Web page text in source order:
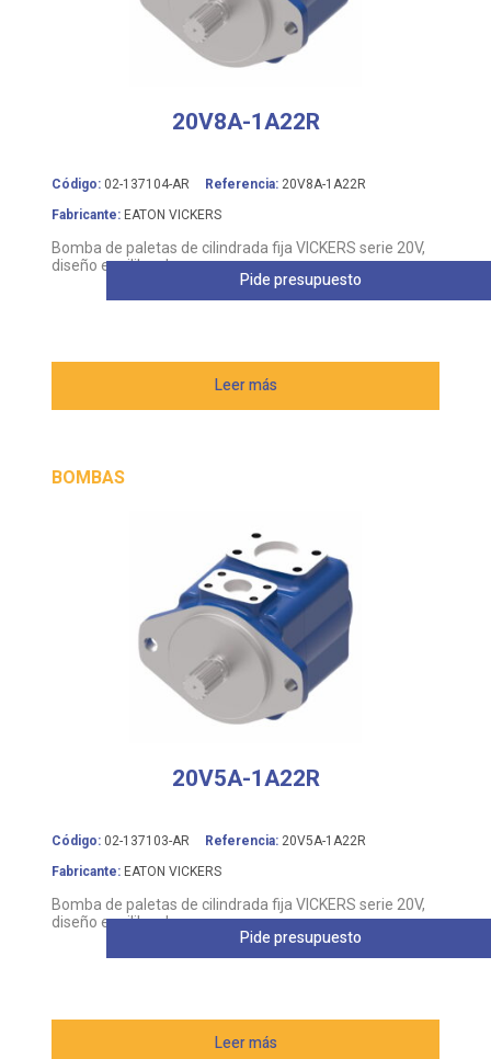
20V8A-1A22R
Código: 02-137104-AR Referencia:
20V8A-1A22R
Fabricante:
EATON VICKERS
Bomba de paletas de cilindrada fija VICKERS serie 20V,
diseño equilibrado
Leer más
Pide presupuesto
BOMBAS
20V5A-1A22R
Código: 02-137103-AR Referencia: 20V5A-1A22R
Fabricante: EATON VICKERS
Bomba de paletas de cilindrada fija VICKERS serie 20V,
diseño equilibrado
Leer más
Pide presupuesto